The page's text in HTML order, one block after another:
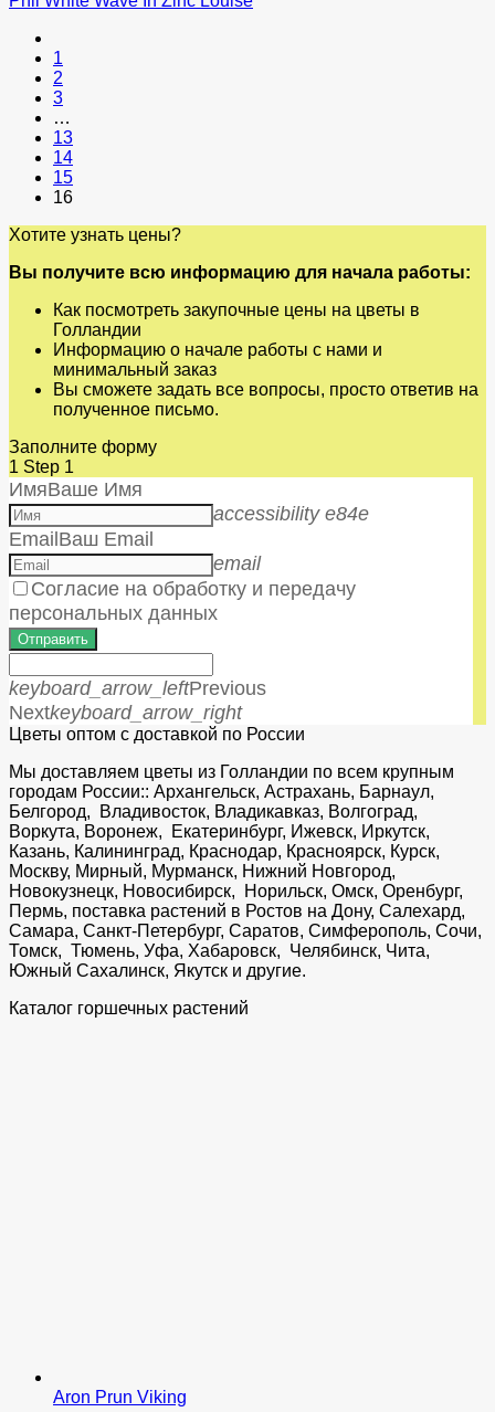
1
2
3
…
13
14
15
16
Хотите узнать цены?
Вы получите всю информацию для начала работы:
Как посмотреть закупочные цены на цветы в
Голландии
Информацию о начале работы с нами и
минимальный заказ
Вы сможете задать все вопросы, просто ответив на
полученное письмо.
Заполните форму
1 Step 1
ИмяВаше Имя
accessibility e84e
EmailВаш Email
email
Согласие на обработку и передачу
персональных данных
Отправить
keyboard_arrow_leftPrevious
Nextkeyboard_arrow_right
Цветы оптом с доставкой по России
Мы доставляем цветы из Голландии по всем крупным
городам России:: Архангельск, Астрахань, Барнаул,
Белгород, Владивосток, Владикавказ, Волгоград,
Воркута, Воронеж, Екатеринбург, Ижевск, Иркутск,
Казань, Калининград, Краснодар, Красноярск, Курск,
Москву, Мирный, Мурманск, Нижний Новгород,
Новокузнецк, Новосибирск, Норильск, Омск, Оренбург,
Пермь, поставка растений в Ростов на Дону, Салехард,
Самара, Санкт-Петербург, Саратов, Симферополь, Сочи,
Томск, Тюмень, Уфа, Хабаровск, Челябинск, Чита,
Южный Сахалинск, Якутск и другие.
Каталог горшечных растений
Aron Prun Viking